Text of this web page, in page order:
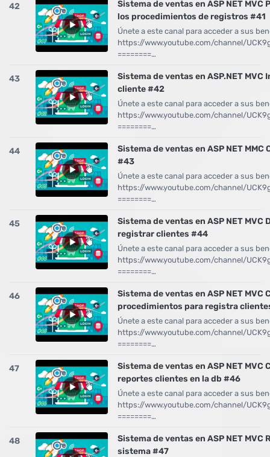
42
Sistema de ventas en ASP NET
los procedimientos de registros #41
Únete a este canal para acceder a sus
https://www.youtube.com/channel/
========…
43
Sistema de ventas en ASP.NET
cliente #42
Únete a este canal para acceder a sus
https://www.youtube.com/channel/
========…
44
Sistema de ventas en ASP NET
#43
Únete a este canal para acceder a sus
https://www.youtube.com/channel/
========…
45
Sistema de ventas en ASP NET
registrar clientes #44
Únete a este canal para acceder a sus
https://www.youtube.com/channel/
========…
46
Sistema de ventas en ASP NET MVC
procedimientos para registra
Únete a este canal para acceder a sus
https://www.youtube.com/channel/
========…
47
Sistema de ventas en ASP NET
reportes clientes en la db #46
Únete a este canal para acceder a sus
https://www.youtube.com/channel/
========…
48
Sistema de ventas en ASP NET
sistema #47